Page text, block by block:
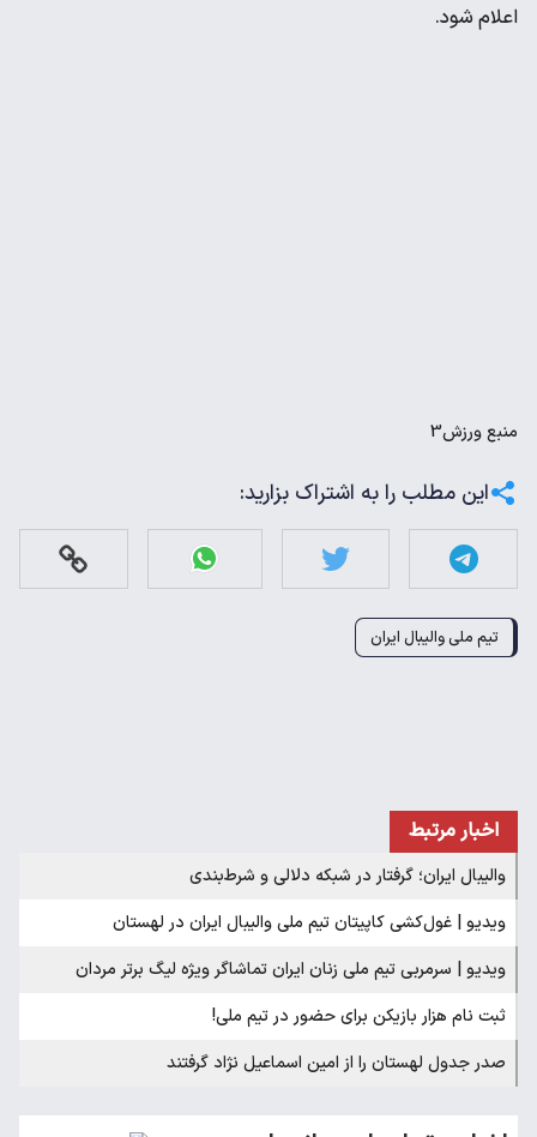
اعلام شود.
منبعورزش3
این مطلب را به اشتراک بزارید:
تیم ملی والیبال ایران
اخبار مرتبط
والیبال ایران؛ گرفتار در شبکه دلالی و شرط‌بندی
ویدیو | غول‌کشی کاپیتان تیم ملی والیبال ایران در لهستان
ویدیو | سرمربی تیم ملی زنان ایران تماشاگر ویژه لیگ برتر مردان
ثبت نام هزار بازیکن برای حضور در تیم ملی!
صدر جدول لهستان را از امین اسماعیل نژاد گرفتند